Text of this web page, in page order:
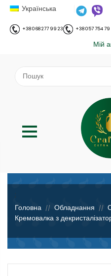
Українська
+38 068 277 99 23 +38 057 754 79
Мій
;
Головна // Обладнання //
Кремовалка з